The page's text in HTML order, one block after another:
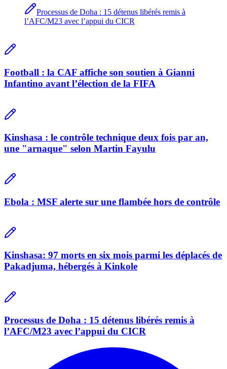
Processus de Doha : 15 détenus libérés remis à
l’AFC/M23 avec l’appui du CICR
Football : la CAF affiche son soutien à Gianni
Infantino avant l’élection de la FIFA
Kinshasa : le contrôle technique deux fois par an,
une "arnaque" selon Martin Fayulu
Ebola : MSF alerte sur une flambée hors de contrôle
Kinshasa: 97 morts en six mois parmi les déplacés de
Pakadjuma, hébergés à Kinkole
Processus de Doha : 15 détenus libérés remis à
l’AFC/M23 avec l’appui du CICR